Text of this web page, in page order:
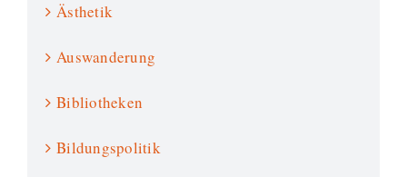
Ästhetik
Auswanderung
Bibliotheken
Bildungspolitik